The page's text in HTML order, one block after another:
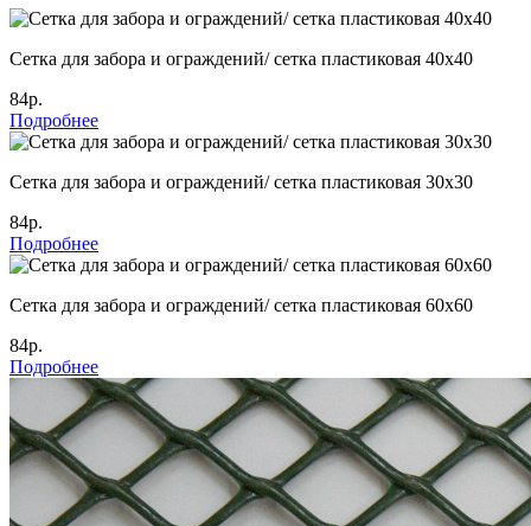
Сетка для забора и ограждений/ сетка пластиковая 40х40
84р.
Подробнее
Сетка для забора и ограждений/ сетка пластиковая 30х30
84р.
Подробнее
Сетка для забора и ограждений/ сетка пластиковая 60х60
84р.
Подробнее